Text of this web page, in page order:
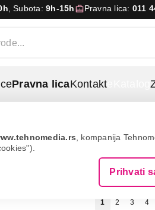
, kompanija
Prihvati
, Subota:9h-15h Pravna lica: 011
Pravna licaKontakt eKatalog
1 2 3 4